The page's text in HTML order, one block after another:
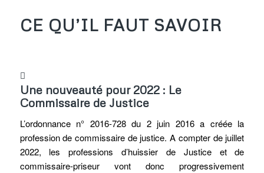
CE QU’IL FAUT SAVOIR
Une nouveauté pour 2022 : Le
Commissaire de Justice
L’ordonnance n° 2016-728 du 2 juin 2016 a créée la
profession de commissaire de justice. A compter de juillet
2022, les professions d’huissier de Justice et de
commissaire-priseur vont donc progressivement